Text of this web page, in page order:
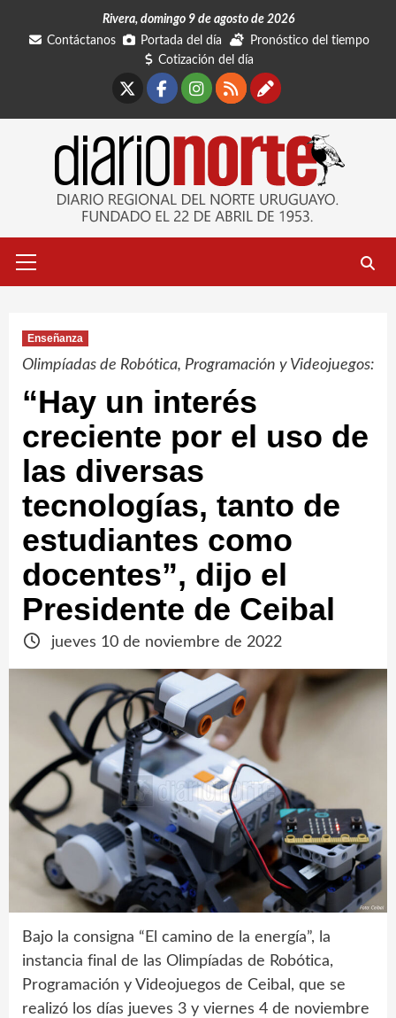
Rivera, domingo 9 de agosto de 2026
Contáctanos
Portada del día
Pronóstico del tiempo
Cotización del día
Facebook
Instagram
RSSContáctanos
primario
Enseñanza
Olimpíadas de Robótica, Programación y Videojuegos:
“Hay un interés
creciente por el uso de
las diversas
tecnologías, tanto de
estudiantes como
docentes”, dijo el
Presidente de Ceibal
jueves 10 de noviembre de 2022
Bajo la consigna “El camino de la energía”, la
instancia final de las Olimpíadas de Robótica,
Programación y Videojuegos de Ceibal, que se
realizó los días jueves 3 y viernes 4 de noviembre